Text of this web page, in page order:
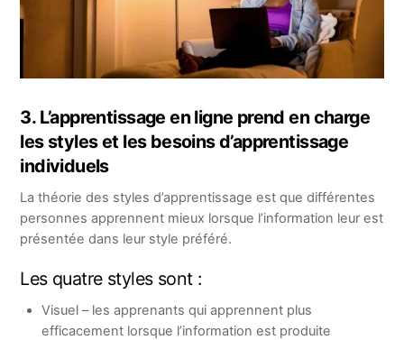
3. L’apprentissage en ligne prend en charge
les styles et les besoins d’apprentissage
individuels
La théorie des styles d’apprentissage est que différentes
personnes apprennent mieux lorsque l’information leur est
présentée dans leur style préféré.
Les quatre styles sont :
Visuel – les apprenants qui apprennent plus
efficacement lorsque l’information est produite